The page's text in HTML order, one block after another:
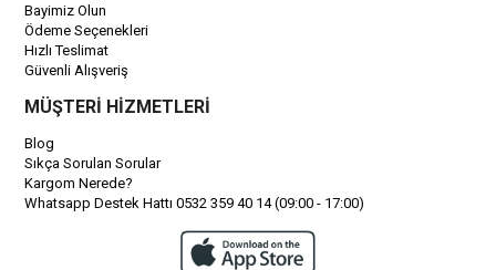
Bayimiz Olun
Ödeme Seçenekleri
Hızlı Teslimat
Güvenli Alışveriş
MÜŞTERİ HİZMETLERİ
Blog
Sıkça Sorulan Sorular
Kargom Nerede?
Whatsapp Destek Hattı 0532 359 40 14 (09:00 - 17:00)